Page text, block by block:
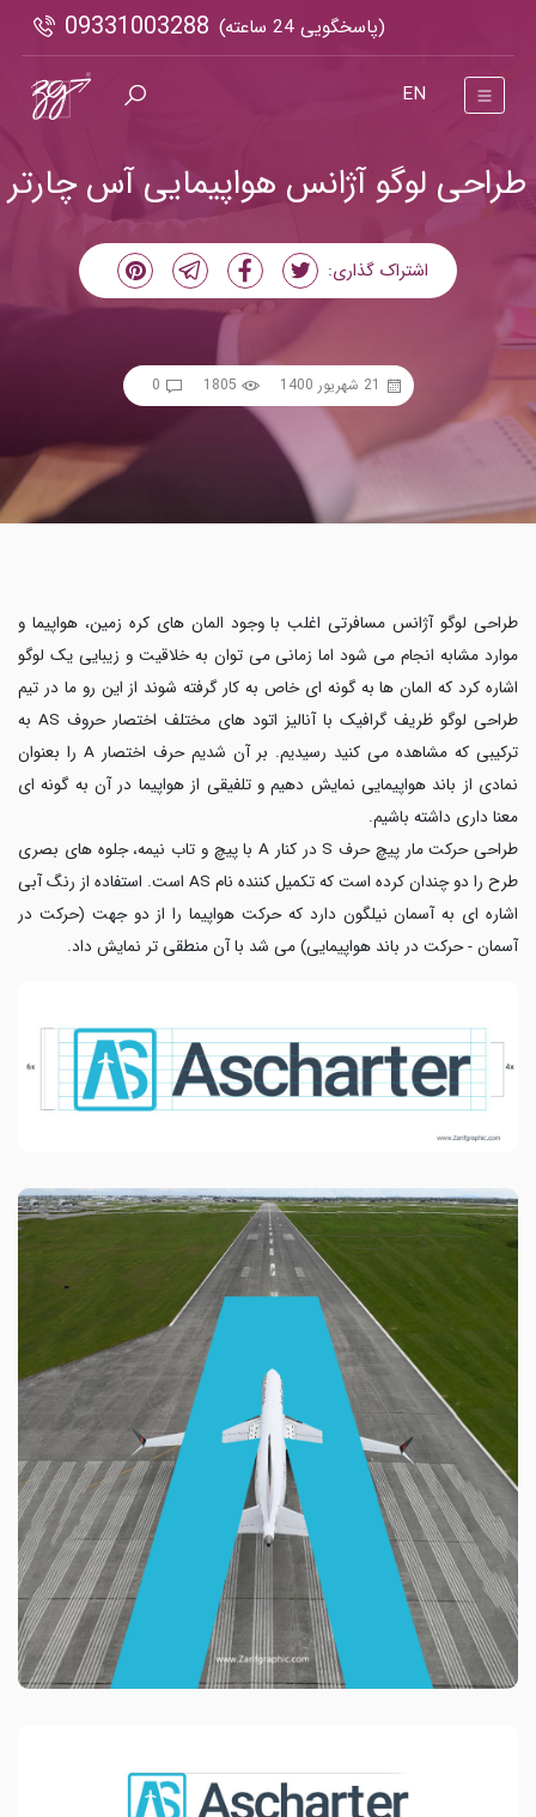
(پاسخگویی 24 ساعته) 09331003288
EN
طراحی لوگو آژانس هواپیمایی آس چارتر
اشتراک گذاری:
21 شهریور 1400 1805
0
طراحی لوگو آژانس مسافرتی اغلب با وجود المان های کره زمین، هواپیما و
موارد مشابه انجام می شود اما زمانی می توان به خلاقیت و زیبایی یک لوگو
اشاره کرد که المان ها به گونه ای خاص به کار گرفته شوند از این رو ما در تیم
طراحی لوگو ظریف گرافیک با آنالیز اتود های مختلف اختصار حروف AS به
ترکیبی که مشاهده می کنید رسیدیم. بر آن شدیم حرف اختصارA را بعنوان
نمادی از باند هواپیمایی نمایش دهیم و تلفیقی از هواپیما در آن به گونه ای
معنا داری داشته باشیم.
طراحی حرکت مار پیچ حرف Sدر کنار A با پیچ و تاب نیمه، جلوه های بصری
طرح را دو چندان کرده است که تکمیل کننده نام AS است. استفاده از رنگ آبی
اشاره ای به آسمان نیلگون دارد که حرکت هواپیما را از دو جهت (حرکت در
آسمان - حرکت در باند هواپیمایی) می شد با آن منطقی تر نمایش داد.